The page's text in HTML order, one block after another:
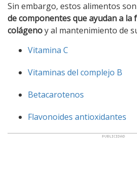
Sin embargo, estos alimentos
de componentes que ayudan a la
colágenoy al mantenimiento de
Vitamina C
Vitaminas del complejo B
Betacarotenos
Flavonoides antioxidantes